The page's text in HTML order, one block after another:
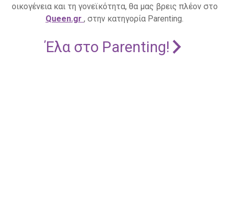
οικογένεια και τη γονεϊκότητα, θα μας βρεις πλέον στο
Queen.gr , στην κατηγορία Parenting.
Έλα στο Parenting!